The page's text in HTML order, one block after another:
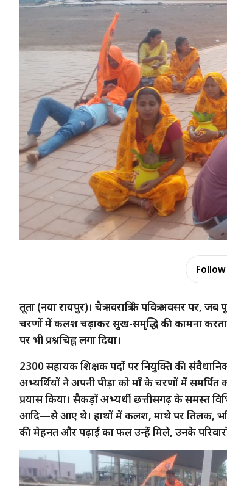
Follow
तूता (नया रायपुर)। चैत्र नवरात्रि के पवित्र अवसर
चरणों में कलश चढ़ाकर सुख-समृद्धि की कामना करता
पर भी प्रश्नचिह्न लगा दिया।
2300 सहायक शिक्षक पदों पर नियुक्ति की
अभ्यर्थियों ने अपनी पीड़ा को माँ के चरणों में
प्रयास किया। सैकड़ों अभ्यर्थी छत्तीसगढ़ के समस्त
आदि—से आए थे। हाथों में कलश, माथे पर तिलक, भक्ति
की मेहनत और पढ़ाई का फल उन्हें मिले, उनके